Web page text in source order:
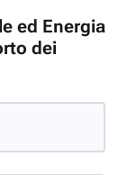
ed Energia
dei